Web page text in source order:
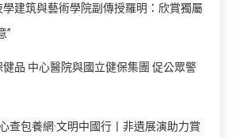
學建筑與藝術學院副傳授羅明：欣賞獨屬
”
品 中心醫院與國立健保集團 促公眾警
查包養網·文明中國行丨非遺展演助力賞